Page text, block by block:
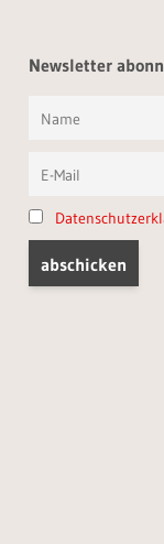
Newsletter